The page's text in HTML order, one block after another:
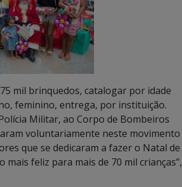
mil brinquedos, catalogar por idade
feminino, entrega, por instituição.
Militar, ao Corpo de Bombeiros
voluntariamente neste movimento
que se dedicaram a fazer o Natal de
mais feliz para mais de 70 mil crianças”,